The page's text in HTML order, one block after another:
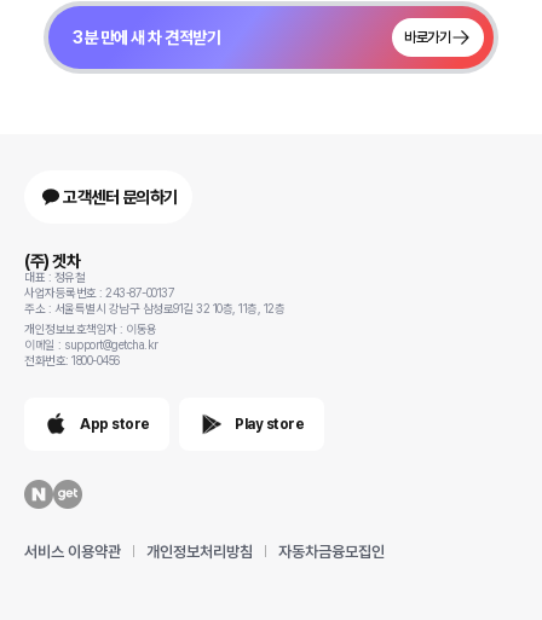
3분 만에 새 차 견적받기 바로가기
고객센터 문의하기
(주) 겟차
대표 : 정유철
사업자등록번호 : 243-87-00137
주소 : 서울특별시 강남구 삼성로91길 32 10층, 11층, 12층
개인정보보호책임자 : 이동용
이메일 : support@getcha.kr
전화번호: 1800-0456
App store Play store
서비스 이용약관 개인정보처리방침 자동차금융모집인